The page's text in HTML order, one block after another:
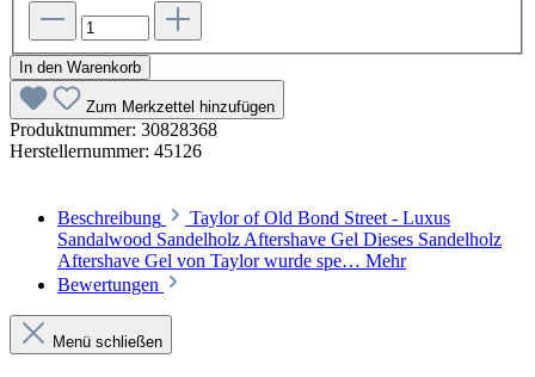
In den Warenkorb
Zum Merkzettel hinzufügen
Produktnummer: 30828368
Herstellernummer: 45126
Beschreibung
Taylor of Old Bond Street - Luxus
Sandalwood Sandelholz Aftershave Gel Dieses Sandelholz
Aftershave Gel von Taylor wurde spe… Mehr
Bewertungen
Menü schließen